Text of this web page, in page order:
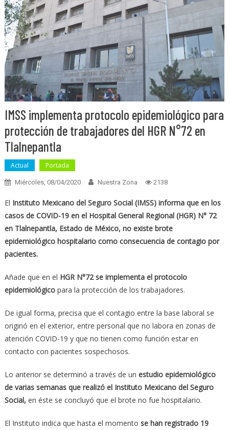
IMSS implementa protocolo epidemiológico para
protección de trabajadores del HGR N°72 en
Tlalnepantla
Actual Portada
Miércoles, 08/04/2020 Nuestra Zona 2138
El Instituto Mexicano del Seguro Social (IMSS) informa que en los
casos de COVID-19 en el Hospital General Regional (HGR) N° 72
en Tlalnepantla, Estado de México, no existe brote
epidemiológico hospitalario como consecuencia de contagio por
pacientes.
Añade que en el HGR N°72 se implementa el protocolo
epidemiológicopara la protección de los trabajadores.
De igual forma, precisa que el contagio entre la base laboral se
originó en el exterior, entre personal que no labora en zonas de
atención COVID-19 y que no tienen como función estar en
contacto con pacientes sospechosos.
Lo anterior se determinó a través de un estudio epidemiológico
de varias semanas que realizó el Instituto Mexicano del Seguro
Social, en éste se concluyó que el brote no fue hospitalario.
El Instituto indica que hasta el momento se han registrado 19